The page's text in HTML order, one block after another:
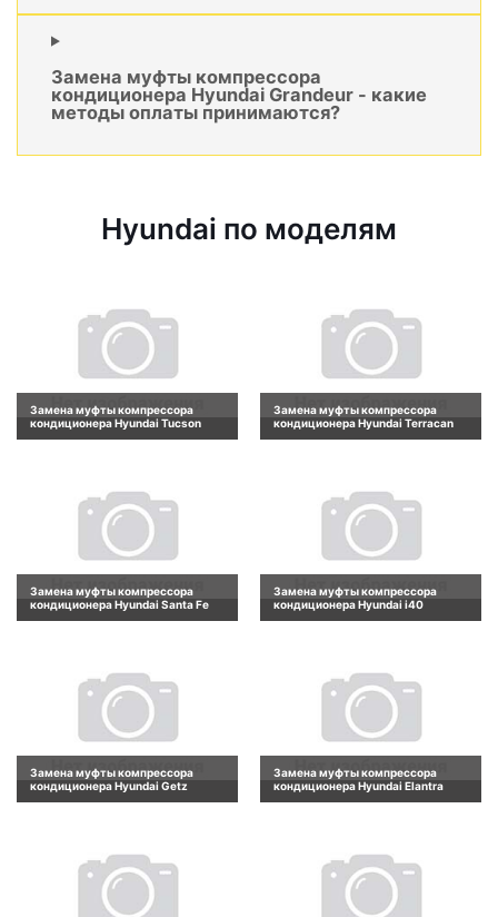
Замена муфты компрессора
кондиционера Hyundai Grandeur - какие
методы оплаты принимаются?
Hyundai по моделям
Замена муфты компрессора
кондиционера Hyundai Tucson
Замена муфты компрессора
кондиционера Hyundai Terracan
Замена муфты компрессора
кондиционера Hyundai Santa Fe
Замена муфты компрессора
кондиционера Hyundai i40
Замена муфты компрессора
кондиционера Hyundai Getz
Замена муфты компрессора
кондиционера Hyundai Elantra